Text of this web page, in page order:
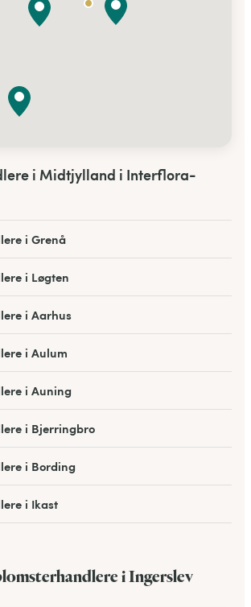
i Midtjylland i Interflora-
i Grenå
i Løgten
i Aarhus
i Aulum
i Auning
i Bjerringbro
i Bording
i Ikast
i Hammel i Ingerslev